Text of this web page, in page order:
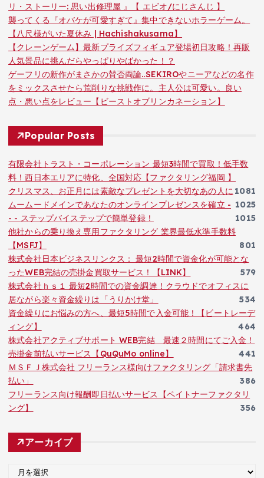
リ・ストーリー: 思い出修理屋 』【 エビオ/にじさんじ 】
襲ってくる『オバケが可愛すぎて』集中できないホラーゲーム。
【八尺様がいた夏休み | Hachishakusama】
【クレーンゲーム】最新プライズフィギュア登場初日攻略！再販
人気景品に挑んだらやっぱりやばかった！？
ゲーフリの新作がまさかの賛否両論..SEKIROやニーアなどの名作
をミックスさせたら荒削りな挑戦作に。主人公は可愛い。良い
点・悪い点をレビュー【ビーストオブリンカネーション】
Popular Posts
有限会社トラスト・コーポレーション 最短3時間で買取！低手数
料！西日本エリアに特化、全国対応【ファクタリング福岡 】
1081
クリスマス、お正月には素敵なプレゼントを大切なあの人に
1025
ムームードメインであなたのオンラインプレゼンスを確立 -
- - ステップバイステップで簡単登録！
1015
他社からの乗り換え専用ファクタリング 業界最低水準手数料
【MSFJ】
801
株式会社日本ビジネスリンクス： 最短2時間で資金化が可能とな
ったWEB完結の売掛金買取サービス！【LINK】
579
株式会社ｈｓ１ 最短2時間での資金調達！クラウドでオフィスに
居ながら楽々資金繰りは「うりかけ堂」
534
資金繰りにお悩みの方へ、最短5時間で入金可能！【ビートレーデ
ィング】
464
株式会社アクティブサポート WEB完結 最速２時間にてご入金！
売掛金前払いサービス【QuQuMo online】
441
ＭＳＦＪ株式会社 フリーランス様向けファクタリング「請求書先
払い」
386
フリーランス向け報酬即日払いサービス【ペイトナーファクタリ
ング】
356
アーカイブ